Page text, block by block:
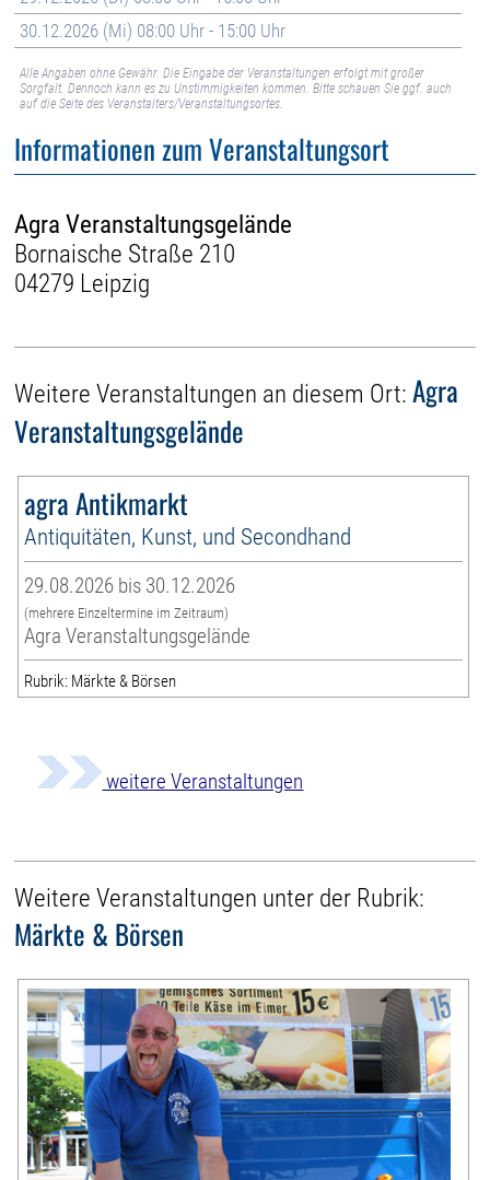
30.12.2026 (Mi) 08:00 Uhr - 15:00 Uhr
Alle Angaben ohne Gewähr. Die Eingabe der Veranstaltungen erfolgt mit großer
Sorgfalt. Dennoch kann es zu Unstimmigkeiten kommen. Bitte schauen Sie ggf. auch
auf die Seite des Veranstalters/Veranstaltungsortes.
Informationen zum Veranstaltungsort
Agra Veranstaltungsgelände
Bornaische Straße 210
04279 Leipzig
Weitere Veranstaltungen an diesem Ort:Agra
Veranstaltungsgelände
agra Antikmarkt
Antiquitäten, Kunst, und Secondhand
29.08.2026 bis 30.12.2026
(mehrere Einzeltermine im Zeitraum)
Agra Veranstaltungsgelände
Rubrik: Märkte & Börsen
weitere Veranstaltungen
Weitere Veranstaltungen unter der Rubrik:
Märkte & Börsen